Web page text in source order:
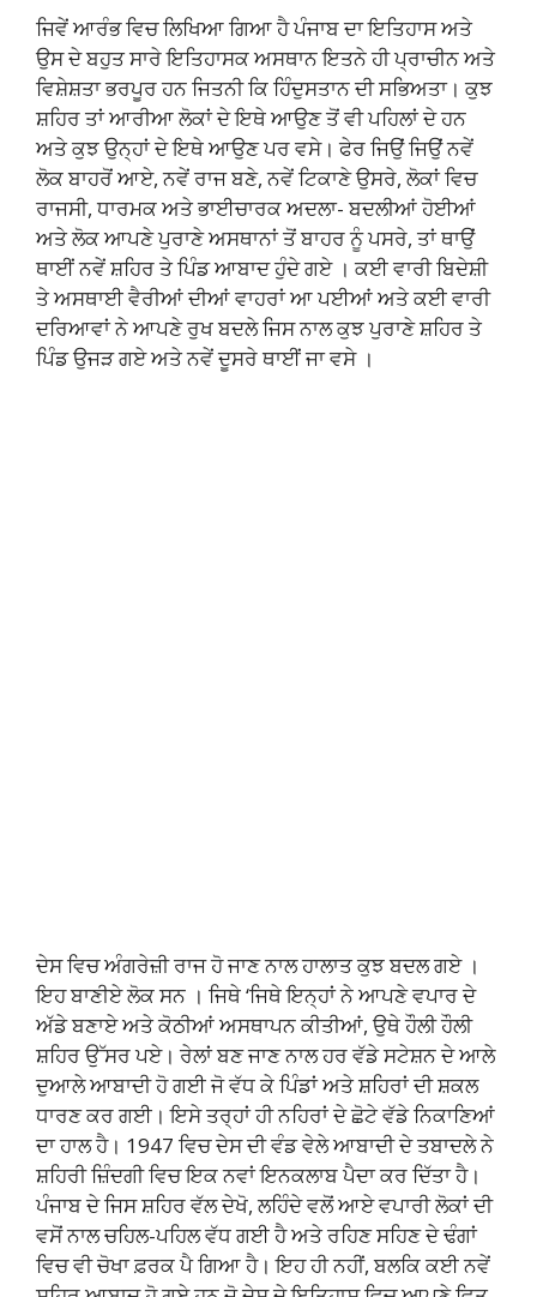
ਜਿਵੇਂ ਆਰੰਭ ਵਿਚ ਲਿਖਿਆ ਗਿਆ ਹੈ ਪੰਜਾਬ ਦਾ ਇਤਿਹਾਸ ਅਤੇ
ਉਸ ਦੇ ਬਹੁਤ ਸਾਰੇ ਇਤਿਹਾਸਕ ਅਸਥਾਨ ਇਤਨੇ ਹੀ ਪ੍ਰਾਚੀਨ ਅਤੇ
ਵਿਸ਼ੇਸ਼ਤਾ ਭਰਪੂਰ ਹਨ ਜਿਤਨੀ ਕਿ ਹਿੰਦੁਸਤਾਨ ਦੀ ਸਭਿਅਤਾ। ਕੁਝ
ਸ਼ਹਿਰ ਤਾਂ ਆਰੀਆ ਲੋਕਾਂ ਦੇ ਇਥੇ ਆਉਣ ਤੋਂ ਵੀ ਪਹਿਲਾਂ ਦੇ ਹਨ
ਅਤੇ ਕੁਝ ਉਨ੍ਹਾਂ ਦੇ ਇਥੇ ਆਉਣ ਪਰ ਵਸੇ। ਫੇਰ ਜਿਉਂ ਜਿਉਂ ਨਵੇਂ
ਲੋਕ ਬਾਹਰੋਂ ਆਏ, ਨਵੇਂ ਰਾਜ ਬਣੇ, ਨਵੇਂ ਟਿਕਾਣੇ ਉਸਰੇ, ਲੋਕਾਂ ਵਿਚ
ਰਾਜਸੀ, ਧਾਰਮਕ ਅਤੇ ਭਾਈਚਾਰਕ ਅਦਲਾ- ਬਦਲੀਆਂ ਹੋਈਆਂ
ਅਤੇ ਲੋਕ ਆਪਣੇ ਪੁਰਾਣੇ ਅਸਥਾਨਾਂ ਤੋਂ ਬਾਹਰ ਨੂੰ ਪਸਰੇ, ਤਾਂ ਥਾਉਂ
ਥਾਈਂ ਨਵੇਂ ਸ਼ਹਿਰ ਤੇ ਪਿੰਡ ਆਬਾਦ ਹੁੰਦੇ ਗਏ । ਕਈ ਵਾਰੀ ਬਿਦੇਸ਼ੀ
ਤੇ ਅਸਥਾਈ ਵੈਰੀਆਂ ਦੀਆਂ ਵਾਹਰਾਂ ਆ ਪਈਆਂ ਅਤੇ ਕਈ ਵਾਰੀ
ਦਰਿਆਵਾਂ ਨੇ ਆਪਣੇ ਰੁਖ ਬਦਲੇ ਜਿਸ ਨਾਲ ਕੁਝ ਪੁਰਾਣੇ ਸ਼ਹਿਰ ਤੇ
ਪਿੰਡ ਉਜੜ ਗਏ ਅਤੇ ਨਵੇਂ ਦੂਸਰੇ ਥਾਈਂ ਜਾ ਵਸੇ ।
ਦੇਸ ਵਿਚ ਅੰਗਰੇਜ਼ੀ ਰਾਜ ਹੋ ਜਾਣ ਨਾਲ ਹਾਲਾਤ ਕੁਝ ਬਦਲ ਗਏ ।
ਇਹ ਬਾਣੀਏ ਲੋਕ ਸਨ । ਜਿਥੇ ‘ਜਿਥੇ ਇਨ੍ਹਾਂ ਨੇ ਆਪਣੇ ਵਪਾਰ ਦੇ
ਅੱਡੇ ਬਣਾਏ ਅਤੇ ਕੋਠੀਆਂ ਅਸਥਾਪਨ ਕੀਤੀਆਂ, ਉਥੇ ਹੌਲੀ ਹੌਲੀ
ਸ਼ਹਿਰ ਉੱਸਰ ਪਏ। ਰੇਲਾਂ ਬਣ ਜਾਣ ਨਾਲ ਹਰ ਵੱਡੇ ਸਟੇਸ਼ਨ ਦੇ ਆਲੇ
ਦੁਆਲੇ ਆਬਾਦੀ ਹੋ ਗਈ ਜੋ ਵੱਧ ਕੇ ਪਿੰਡਾਂ ਅਤੇ ਸ਼ਹਿਰਾਂ ਦੀ ਸ਼ਕਲ
ਧਾਰਣ ਕਰ ਗਈ। ਇਸੇ ਤਰ੍ਹਾਂ ਹੀ ਨਹਿਰਾਂ ਦੇ ਛੋਟੇ ਵੱਡੇ ਨਿਕਾਣਿਆਂ
ਦਾ ਹਾਲ ਹੈ। 1947 ਵਿਚ ਦੇਸ ਦੀ ਵੰਡ ਵੇਲੇ ਆਬਾਦੀ ਦੇ ਤਬਾਦਲੇ ਨੇ
ਸ਼ਹਿਰੀ ਜ਼ਿੰਦਗੀ ਵਿਚ ਇਕ ਨਵਾਂ ਇਨਕਲਾਬ ਪੈਦਾ ਕਰ ਦਿੱਤਾ ਹੈ।
ਪੰਜਾਬ ਦੇ ਜਿਸ ਸ਼ਹਿਰ ਵੱਲ ਦੇਖੋ, ਲਹਿੰਦੇ ਵਲੋਂ ਆਏ ਵਪਾਰੀ ਲੋਕਾਂ ਦੀ
ਵਸੋਂ ਨਾਲ ਚਹਿਲ-ਪਹਿਲ ਵੱਧ ਗਈ ਹੈ ਅਤੇ ਰਹਿਣ ਸਹਿਣ ਦੇ ਢੰਗਾਂ
ਵਿਚ ਵੀ ਚੋਖਾ ਫ਼ਰਕ ਪੈ ਗਿਆ ਹੈ। ਇਹ ਹੀ ਨਹੀਂ, ਬਲਕਿ ਕਈ ਨਵੇਂ